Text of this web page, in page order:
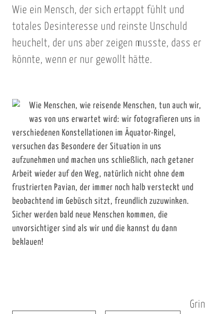
Wie ein Mensch, der sich ertappt fühlt und
totales Desinteresse und reinste Unschuld
heuchelt, der uns aber zeigen musste, dass er
könnte, wenn er nur gewollt hätte.
Wie Menschen, wie reisende Menschen, tun auch wir,
was von uns erwartet wird: wir fotografieren uns in
verschiedenen Konstellationen im Äquator-Ringel,
versuchen das Besondere der Situation in uns
aufzunehmen und machen uns schließlich, nach getaner
Arbeit wieder auf den Weg, natürlich nicht ohne dem
frustrierten Pavian, der immer noch halb versteckt und
beobachtend im Gebüsch sitzt, freundlich zuzuwinken.
Sicher werden bald neue Menschen kommen, die
unvorsichtiger sind als wir und die kannst du dann
beklauen!
Grin